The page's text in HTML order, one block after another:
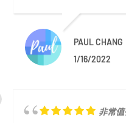
PAUL CHANG
1/16/2022
非常